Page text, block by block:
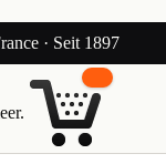
· Seit 1897